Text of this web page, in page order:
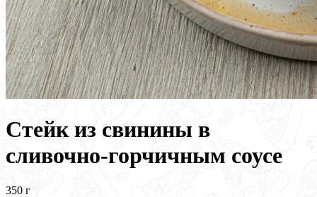
Стейк из свинины в
сливочно-горчичным соусе
350 г